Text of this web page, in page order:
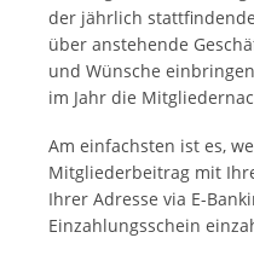
der jährlich
über anstehende
und Wünsche
im Jahr die
Am einfachsten ist es,
Mitgliederbeitrag mit
Ihrer Adresse via E-
Einzahlungsschein